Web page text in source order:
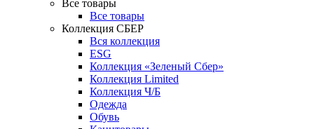
Все товары
Все товары
Коллекция СБЕР
Вся коллекция
ESG
Коллекция «Зеленый Сбер»
Коллекция Limited
Коллекция Ч/Б
Одежда
Обувь